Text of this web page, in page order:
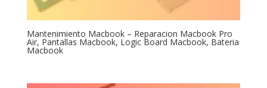
Mantenimiento Macbook – Reparacion Macbook Pro
Air, Pantallas Macbook, Logic Board Macbook, Bateria
Macbook